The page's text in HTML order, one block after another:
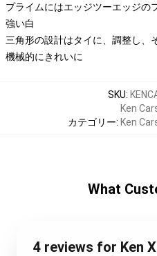
プライムにはエッジツーエッジの
強い白
三角形の設計はタイに、調整し、
機械的にきれいに
SKU:
カテゴリー:
Ken
Ken
What
4 reviews for Ken